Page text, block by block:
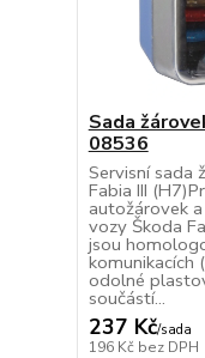
Sada
08536
Servisní sada
Fabia III
autožárovek
vozy Škoda
jsou
komunikacích
odolné
součástí...
237 Kč/sada
196 Kč bez DPH